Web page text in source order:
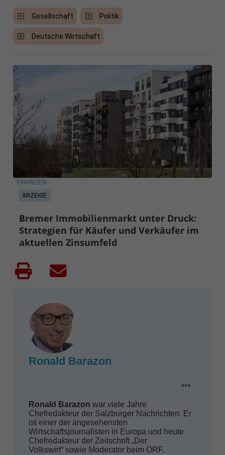
Gesellschaft Politik
Deutsche Wirtschaft
ANZEIGE
FINANZEN
Bremer Immobilienmarkt unter Druck:
Strategien für Käufer und Verkäufer im
aktuellen Zinsumfeld
Ronald Barazon
***
Ronald Barazon war viele Jahre
Chefredakteur der Salzburger Nachrichten. Er
ist einer der angesehensten
Wirtschaftsjournalisten in Europa und heute
Chefredakteur der Zeitschrift „Der
Volkswirt“ sowie Moderator beim ORF.